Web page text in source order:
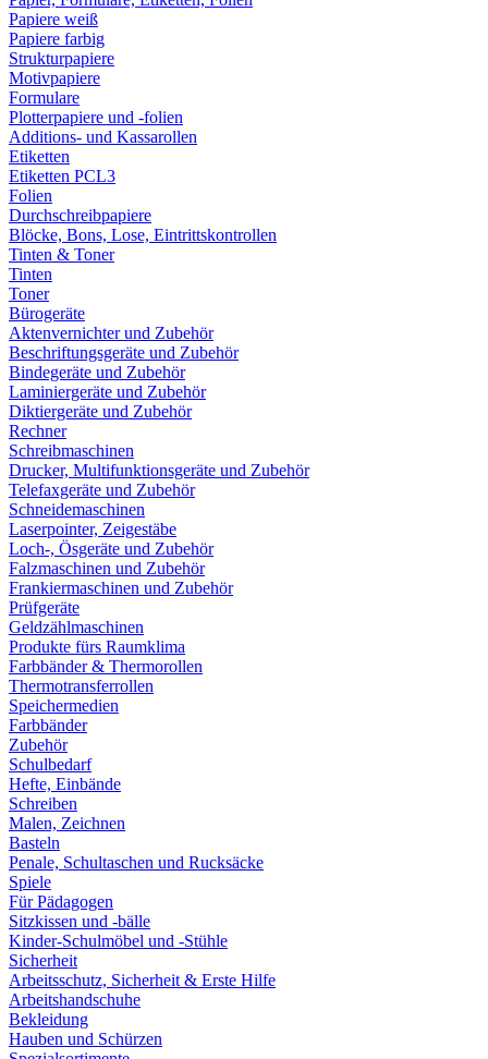
Papiere weiß
Papiere farbig
Strukturpapiere
Motivpapiere
Formulare
Plotterpapiere und -folien
Additions- und Kassarollen
Etiketten
Etiketten PCL3
Folien
Durchschreibpapiere
Blöcke, Bons, Lose, Eintrittskontrollen
Tinten & Toner
Tinten
Toner
Bürogeräte
Aktenvernichter und Zubehör
Beschriftungsgeräte und Zubehör
Bindegeräte und Zubehör
Laminiergeräte und Zubehör
Diktiergeräte und Zubehör
Rechner
Schreibmaschinen
Drucker, Multifunktionsgeräte und Zubehör
Telefaxgeräte und Zubehör
Schneidemaschinen
Laserpointer, Zeigestäbe
Loch-, Ösgeräte und Zubehör
Falzmaschinen und Zubehör
Frankiermaschinen und Zubehör
Prüfgeräte
Geldzählmaschinen
Produkte fürs Raumklima
Farbbänder & Thermorollen
Thermotransferrollen
Speichermedien
Farbbänder
Zubehör
Schulbedarf
Hefte, Einbände
Schreiben
Malen, Zeichnen
Basteln
Penale, Schultaschen und Rucksäcke
Spiele
Für Pädagogen
Sitzkissen und -bälle
Kinder-Schulmöbel und -Stühle
Sicherheit
Arbeitsschutz, Sicherheit & Erste Hilfe
Arbeitshandschuhe
Bekleidung
Hauben und Schürzen